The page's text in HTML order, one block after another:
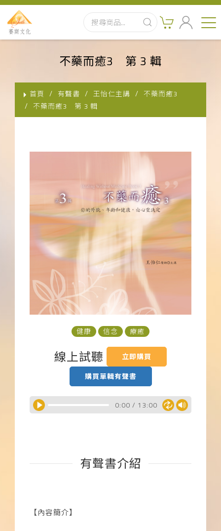
實體出版品
影音書
聯絡客服
下載APP
常見問題
不藥而癒3 第 3 輯
首頁 有聲書 王怡仁主講
不藥而癒3
不藥而癒3 第 3 輯
健康 信念 療癒
線上試聽
立即購買
購買單輯有聲書
0:00 / 13:00
有聲書介紹
【內容簡介】